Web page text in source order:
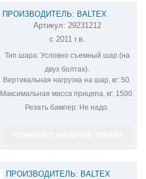
ПРОИЗВОДИТЕЛЬ: BALTEX
ФАРКОП НА SSANG YONG ACTYON
29231212
Артикул: 29231212
с 2011 г.в.
Тип шара:Условно съемный шар (на
двух болтах).
Вертикальная нагрузка на шар, кг: 50.
Максимальная масса прицепа, кг: 1500.
Резать бампер: Не надо.
ПРОИЗВОДИТЕЛЬ: BALTEX